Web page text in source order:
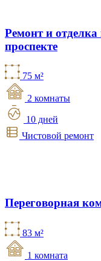
Ремонт и
проспекте
75 м²
2 комнаты
10 дней
Чистовой ремонт
Переговорная
83 м²
1 комната